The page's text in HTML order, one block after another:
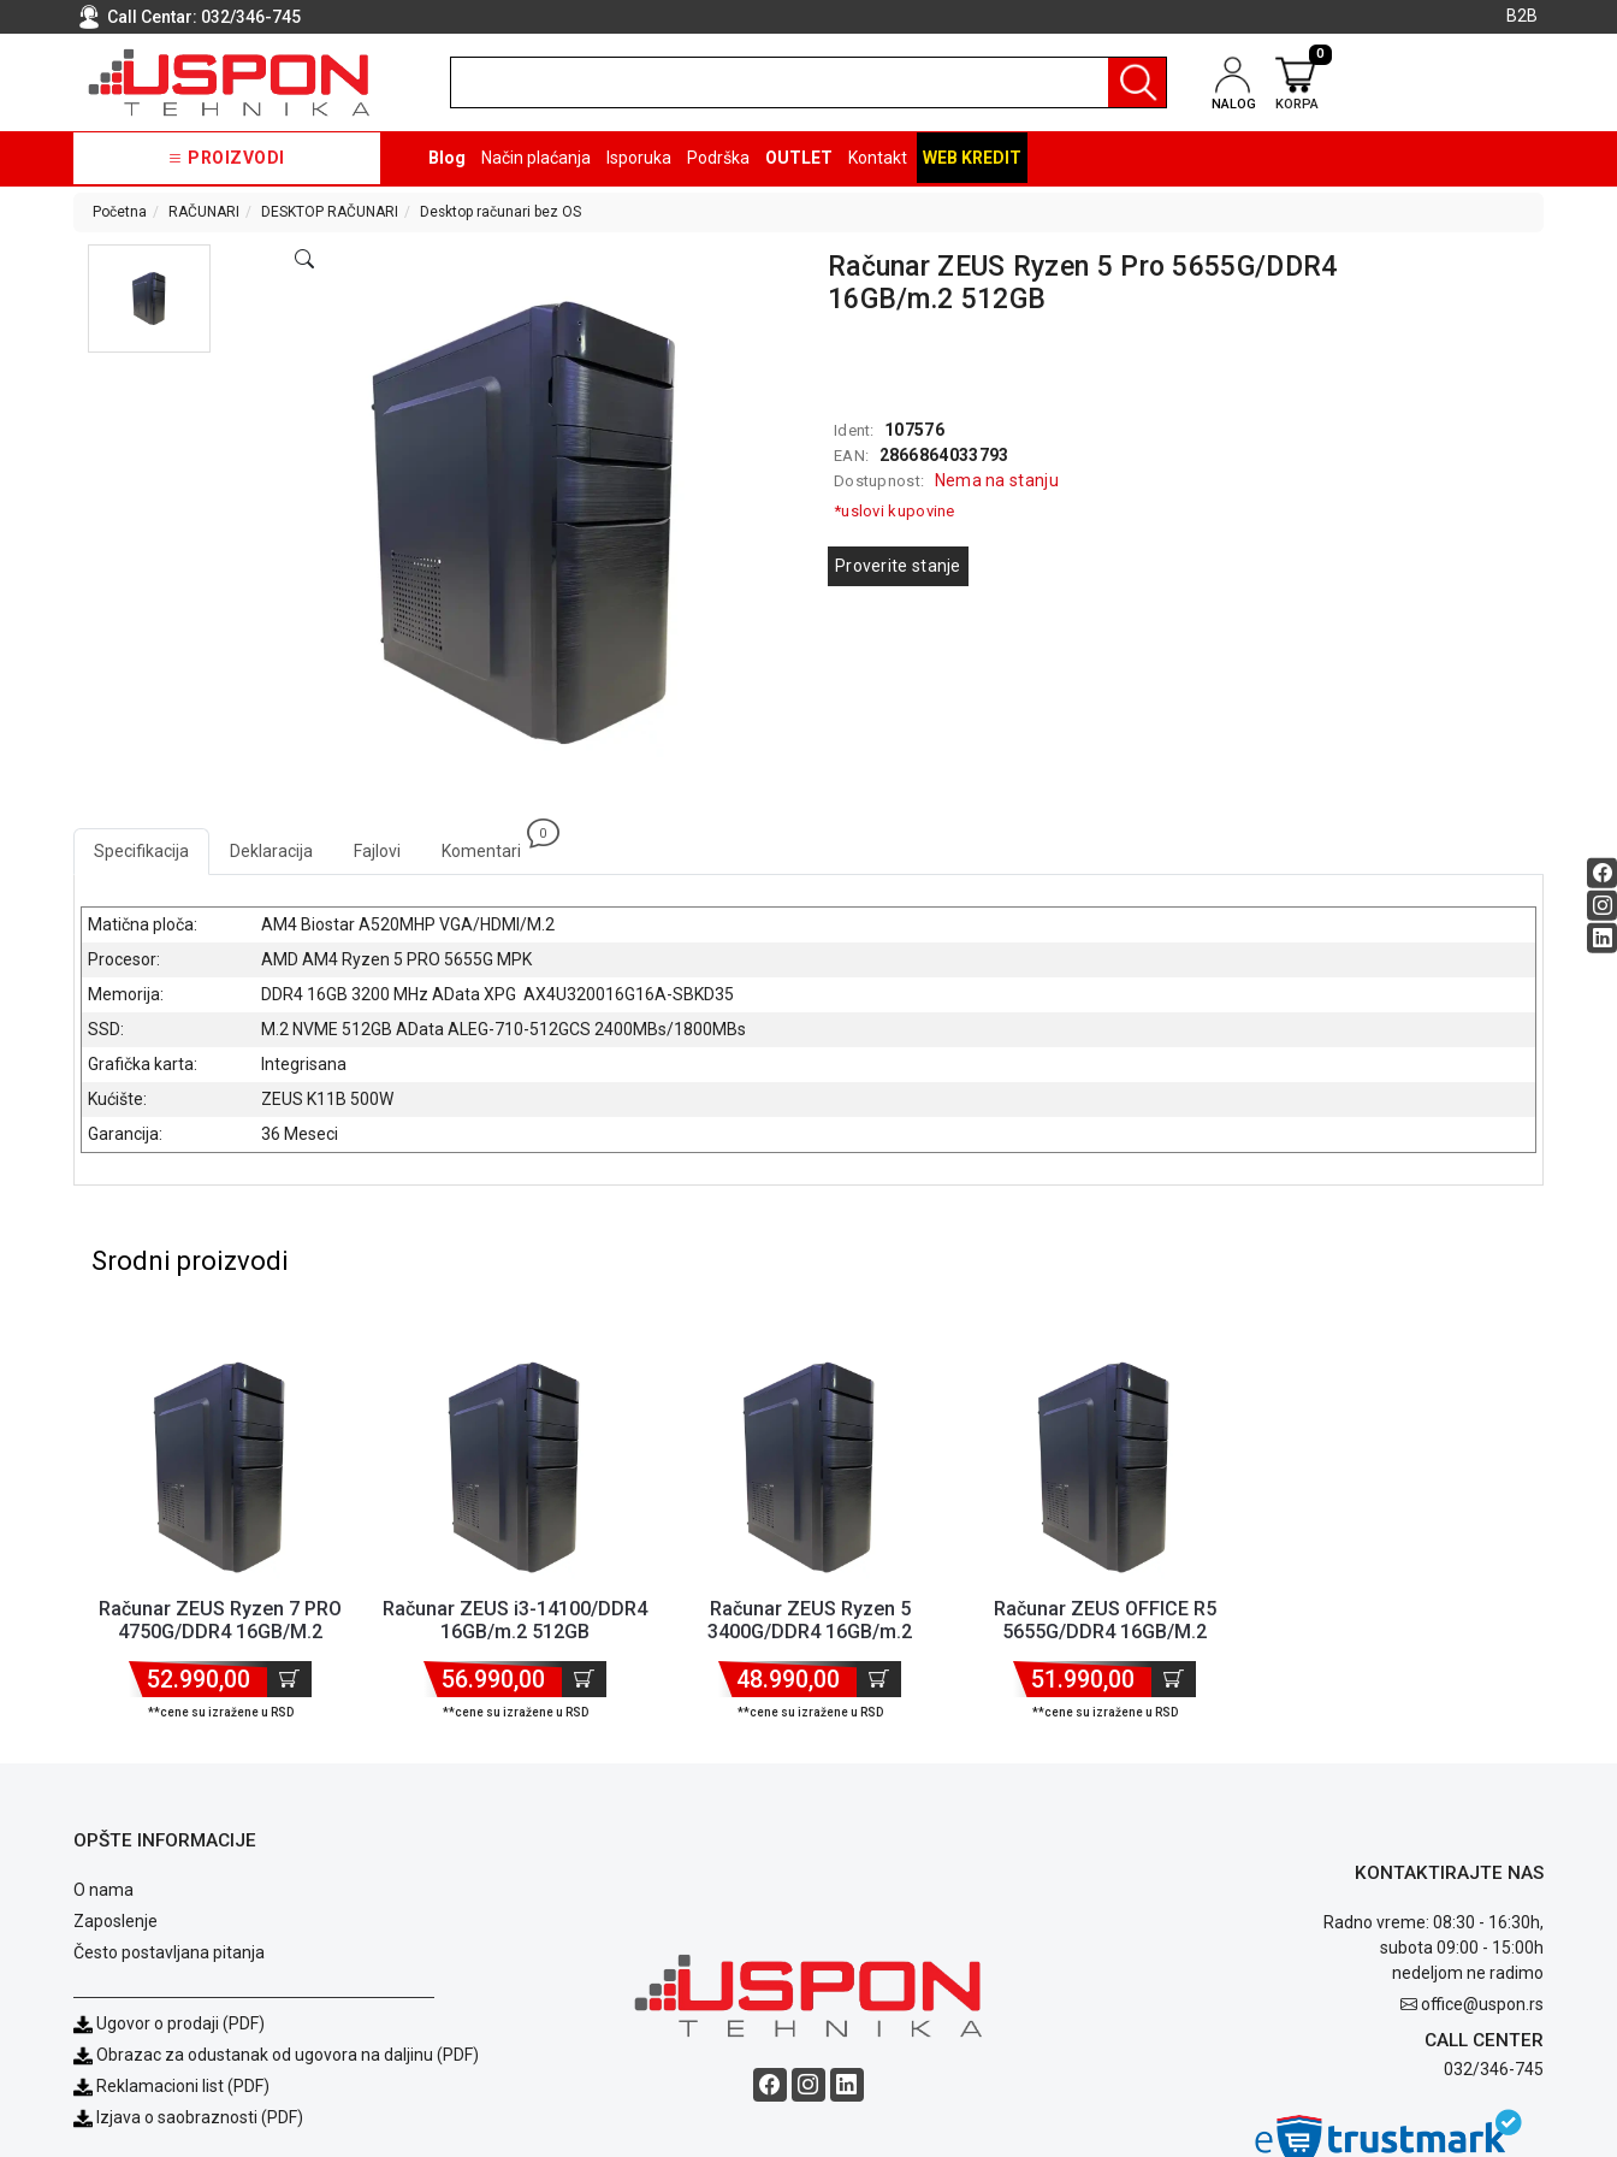
Call Centar: 032/346-745 B2B
NALOG KORPA
0
PROIZVODI Blog Način plaćanja Isporuka Podrška OUTLET Kontakt WEB KREDIT
Početna RAČUNARI DESKTOP RAČUNARI Desktop računari bez OS
Računar ZEUS Ryzen 5 Pro 5655G/DDR4
16GB/m.2 512GB
Ident: 107576
EAN: 2866864033793
Dostupnost: Nema na stanju
*uslovi kupovine
Proverite stanje
Specifikacija Deklaracija Fajlovi Komentari
0
Matična ploča:
AM4 Biostar A520MHP VGA/HDMI/M.2
Procesor:
AMD AM4 Ryzen 5 PRO 5655G MPK
Memorija:
DDR4 16GB 3200 MHz AData XPG AX4U320016G16A-SBKD35
SSD:
M.2 NVME 512GB AData ALEG-710-512GCS 2400MBs/1800MBs
Grafička karta:
Integrisana
Kućište:
ZEUS K11B 500W
Garancija:
36 Meseci
Srodni proizvodi
Računar ZEUS Ryzen 7 PRO
4750G/DDR4 16GB/M.2
52.990,00
**cene su izražene u RSD
Računar ZEUS i3-14100/DDR4
16GB/m.2 512GB
56.990,00
**cene su izražene u RSD
Računar ZEUS Ryzen 5
3400G/DDR4 16GB/m.2
48.990,00
**cene su izražene u RSD
Računar ZEUS OFFICE R5
5655G/DDR4 16GB/M.2
51.990,00
**cene su izražene u RSD
OPŠTE INFORMACIJE
O nama
Zaposlenje
Često postavljana pitanja
Ugovor o prodaji (PDF)
Obrazac za odustanak od ugovora na daljinu (PDF)
Reklamacioni list (PDF)
Izjava o saobraznosti (PDF)
KONTAKTIRAJTE NAS
Radno vreme: 08:30 - 16:30h,
subota 09:00 - 15:00h
nedeljom ne radimo
office@uspon.rs
CALL CENTER
032/346-745